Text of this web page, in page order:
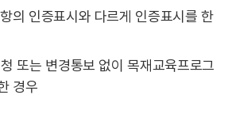
의 인증표시와 다르게 인증표시를 한
또는 변경통보 없이 목재교육프로그
경우